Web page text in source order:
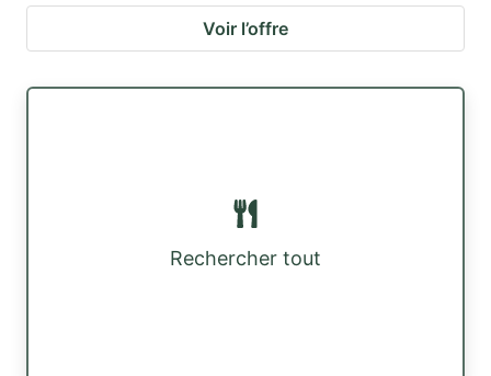
Voir l’offre
Rechercher tout